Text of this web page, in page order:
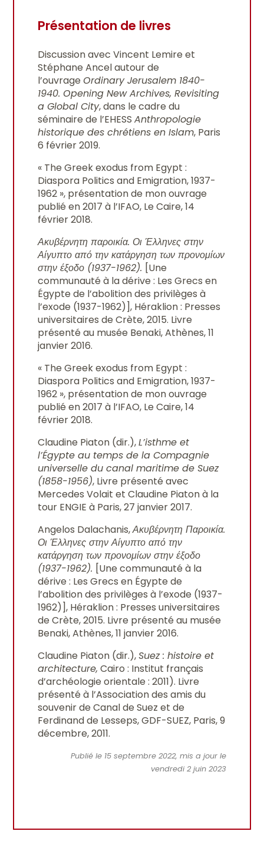
Présentation de livres
Discussion avec Vincent Lemire et
Stéphane Ancel autour de
l’ouvrage Ordinary Jerusalem 1840-
1940. Opening New Archives, Revisiting
a Global City, dans le cadre du
séminaire de l’EHESSAnthropologie
historique des chrétiens en Islam, Paris
6 février 2019.
« The Greek exodus from Egypt :
Diaspora Politics and Emigration, 1937-
1962 », présentation de mon ouvrage
publié en 2017 à l’IFAO, Le Caire, 14
février 2018.
Ακυβέρνητη παροικία. Οι Έλληνες στην
Αίγυπτο από την κατάργηση των προνομίων
στην έξοδο (1937-1962). [Une
communauté à la dérive : Les Grecs en
Égypte de l’abolition des privilèges à
l’exode (1937-1962)], Héraklion : Presses
universitaires de Crète, 2015. Livre
présenté au musée Benaki, Athènes, 11
janvier 2016.
« The Greek exodus from Egypt :
Diaspora Politics and Emigration, 1937-
1962 », présentation de mon ouvrage
publié en 2017 à l’IFAO, Le Caire, 14
février 2018.
Claudine Piaton (dir.),L’isthme et
l’Égypte au temps de la Compagnie
universelle du canal maritime de Suez
(1858-1956), Livre présenté avec
Mercedes Volait et Claudine Piaton à la
tour ENGIE à Paris, 27 janvier 2017.
Angelos Dalachanis,Ακυβέρνητη Παροικία.
Οι Έλληνες στην Αίγυπτο από την
κατάργηση των προνομίων στην έξοδο
(1937-1962). [Une communauté à la
dérive : Les Grecs en Égypte de
l’abolition des privilèges à l’exode (1937-
1962)], Héraklion : Presses universitaires
de Crète, 2015. Livre présenté au musée
Benaki, Athènes, 11 janvier 2016.
Claudine Piaton (dir.),Suez : histoire et
architecture, Cairo : Institut français
d’archéologie orientale : 2011). Livre
présenté à l’Association des amis du
souvenir de Canal de Suez et de
Ferdinand de Lesseps, GDF-SUEZ, Paris, 9
décembre, 2011.
Publié le 15 septembre 2022, mis a jour le
vendredi 2 juin 2023